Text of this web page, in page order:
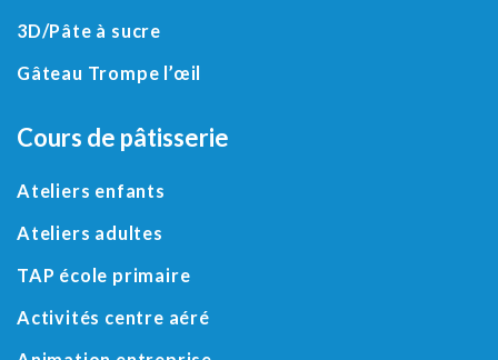
3D/Pâte à sucre
Gâteau Trompe l’œil
Cours de pâtisserie
Ateliers enfants
Ateliers adultes
TAP école primaire
Activités centre aéré